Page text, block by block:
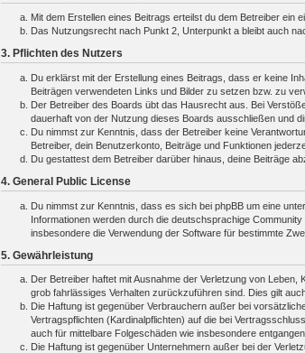
Mit dem Erstellen eines Beitrags erteilst du dem Betreiber ein
Das Nutzungsrecht nach Punkt 2, Unterpunkt a bleibt auch
3. Pflichten des Nutzers
Du erklärst mit der Erstellung eines Beitrags, dass er keine
Beiträgen verwendeten Links und Bilder zu setzen bzw. zu
Der Betreiber des Boards übt das Hausrecht aus. Bei
dauerhaft von der Nutzung dieses Boards ausschließen und
Du nimmst zur Kenntnis, dass der Betreiber keine
Betreiber, dein Benutzerkonto, Beiträge und Funktionen
Du gestattest dem Betreiber darüber hinaus, deine Beiträge
4. General Public License
Du nimmst zur Kenntnis, dass es sich bei phpBB um eine unter
Informationen werden durch die deutschsprachige
insbesondere die Verwendung der Software für bestimmte
5. Gewährleistung
Der Betreiber haftet mit Ausnahme der Verletzung von
grob fahrlässiges Verhalten zurückzuführen sind. Dies gilt
Die Haftung ist gegenüber Verbrauchern außer bei
Vertragspflichten (Kardinalpflichten) auf die bei
auch für mittelbare Folgeschäden wie insbesondere
Die Haftung ist gegenüber Unternehmern außer bei der